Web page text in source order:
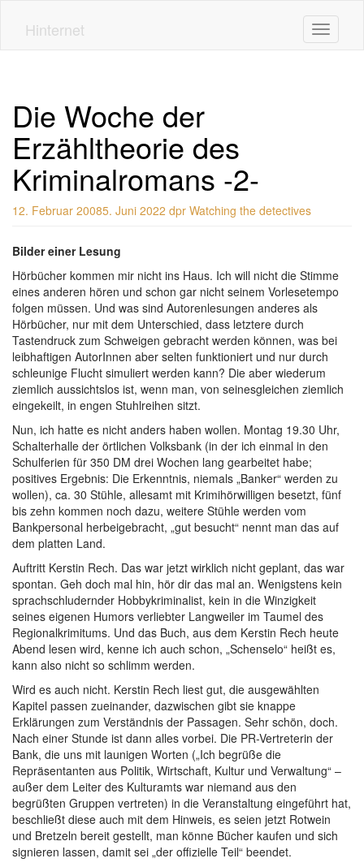
Hinternet Toggle
Die Woche der
Erzähltheorie des
Kriminalromans -2-
12. Februar 20085. Juni 2022 dpr Watching the detectives
Bilder einer Lesung
Hörbücher kommen mir nicht ins Haus. Ich will nicht die Stimme
eines anderen hören und schon gar nicht seinem Vorlesetempo
folgen müssen. Und was sind Autorenlesungen anderes als
Hörbücher, nur mit dem Unterschied, dass letztere durch
Tastendruck zum Schweigen gebracht werden können, was bei
leibhaftigen AutorInnen aber selten funktioniert und nur durch
schleunige Flucht simuliert werden kann? Die aber wiederum
ziemlich aussichtslos ist, wenn man, von seinesgleichen ziemlich
eingekeilt, in engen Stuhlreihen sitzt.
Nun, ich hatte es nicht anders haben wollen. Montag 19.30 Uhr,
Schalterhalle der örtlichen Volksbank (in der ich einmal in den
Schulferien für 350 DM drei Wochen lang gearbeitet habe;
positives Ergebnis: Die Erkenntnis, niemals „Banker“ werden zu
wollen), ca. 30 Stühle, allesamt mit Krimihörwilligen besetzt, fünf
bis zehn kommen noch dazu, weitere Stühle werden vom
Bankpersonal herbeigebracht, „gut besucht“ nennt man das auf
dem platten Land.
Auftritt Kerstin Rech. Das war jetzt wirklich nicht geplant, das war
spontan. Geh doch mal hin, hör dir das mal an. Wenigstens kein
sprachschludernder Hobbykriminalist, kein in die Winzigkeit
seines eigenen Humors verliebter Langweiler im Taumel des
Regionalkrimitums. Und das Buch, aus dem Kerstin Rech heute
Abend lesen wird, kenne ich auch schon, „Schenselo“ heißt es,
kann also nicht so schlimm werden.
Wird es auch nicht. Kerstin Rech liest gut, die ausgewählten
Kapitel passen zueinander, dazwischen gibt sie knappe
Erklärungen zum Verständnis der Passagen. Sehr schön, doch.
Nach einer Stunde ist dann alles vorbei. Die PR-Vertreterin der
Bank, die uns mit launigen Worten („Ich begrüße die
Repräsentanten aus Politik, Wirtschaft, Kultur und Verwaltung“ –
außer dem Leiter des Kulturamts war niemand aus den
begrüßten Gruppen vertreten) in die Veranstaltung eingeführt hat,
beschließt diese auch mit dem Hinweis, es seien jetzt Rotwein
und Bretzeln bereit gestellt, man könne Bücher kaufen und sich
signieren lassen, damit sei „der offizielle Teil“ beendet.